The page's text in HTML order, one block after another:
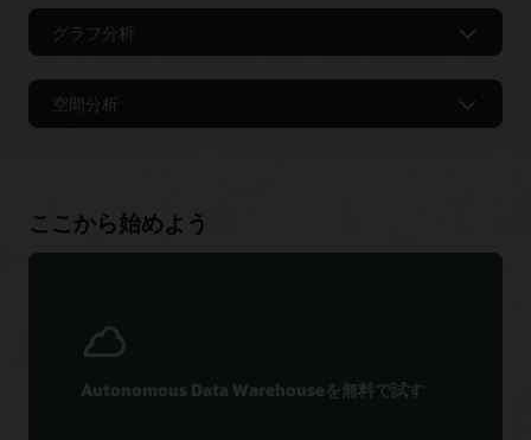
るデータ・サイエンティストは、機械学習モデルの作成と導
入を迅速化できます。
Oracle Machine Learningの紹介ビデオを見る（1:35）
Oracle Machine Learning for Pythonの紹介ビデオを見る
（1:34）
る
なフルマネージド・ローコード・アプリケーション開発プラ
ットフォーム）を使用して、最新のデータ駆動型アプリケー
化にどのように役立つかについて詳細を見る
ハンズオン・ラボを試す
グラフ分析
Graph Studioにより、データのモデリング、分析、グラフ形
式での視覚化が容易になり、自動化されます。アナリスト、
Autonomous Databaseを使用したグラフ分析のビデオを
見る（2:12）
プロパティグラフ開発者ガイドを読む
空間分析
ン・インテリジェンス分析を実行でき、インタラクティブな
地図視覚化ツールを使用できます。開発者は、空間データを
使用して新しい種類のアプリケーションを構築でき、既存の
Oracle Spatial Studioで可能なことを見る（1:54）
Oracle Spatialデータシートを読む（PDF）
ここから始めよう
Autonomous Data Warehouseを無料で試す